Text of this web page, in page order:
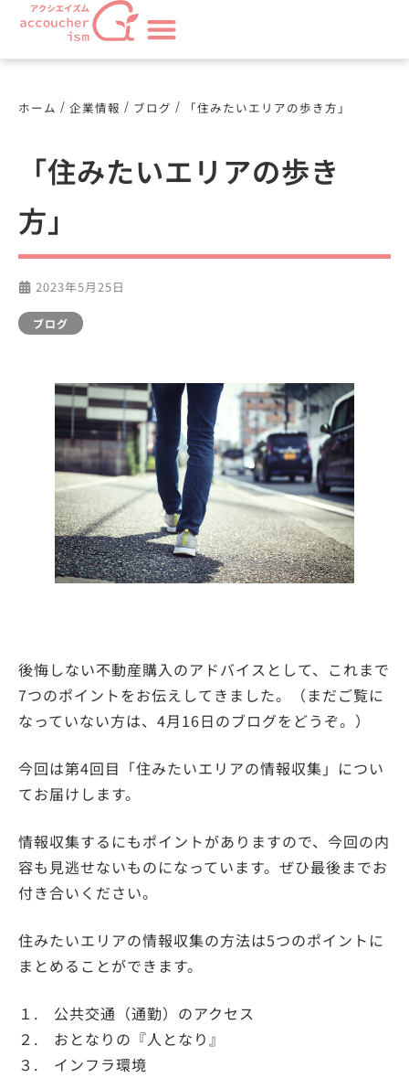
ホーム / 企業情報 / ブログ / 「住みたいエリアの歩き方」
「住みたいエリアの歩き
方」
2023年5月25日
ブログ
後悔しない不動産購入のアドバイスとして、これまで
7つのポイントをお伝えしてきました。（まだご覧に
なっていない方は、4月16日のブログをどうぞ。）
今回は第4回目「住みたいエリアの情報収集」につい
てお届けします。
情報収集するにもポイントがありますので、今回の内
容も見逃せないものになっています。ぜひ最後までお
付き合いください。
住みたいエリアの情報収集の方法は5つのポイントに
まとめることができます。
１. 公共交通（通勤）のアクセス
２. おとなりの『人となり』
３. インフラ環境